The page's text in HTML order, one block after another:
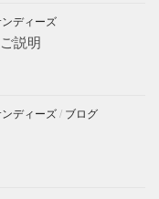
ディーズ
説明
ディーズ / ブログ